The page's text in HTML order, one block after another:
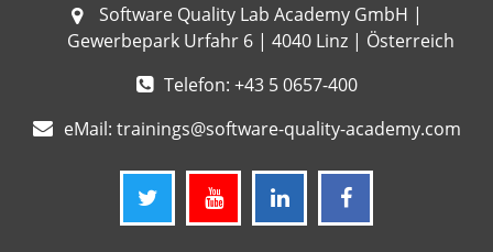
Software Quality Lab Academy GmbH |
Gewerbepark Urfahr 6 | 4040 Linz | Österreich
Telefon: +43 5 0657-400
eMail: trainings@software-quality-academy.com